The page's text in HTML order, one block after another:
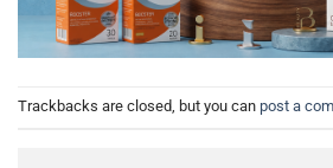
Trackbacks are closed, but you can post a